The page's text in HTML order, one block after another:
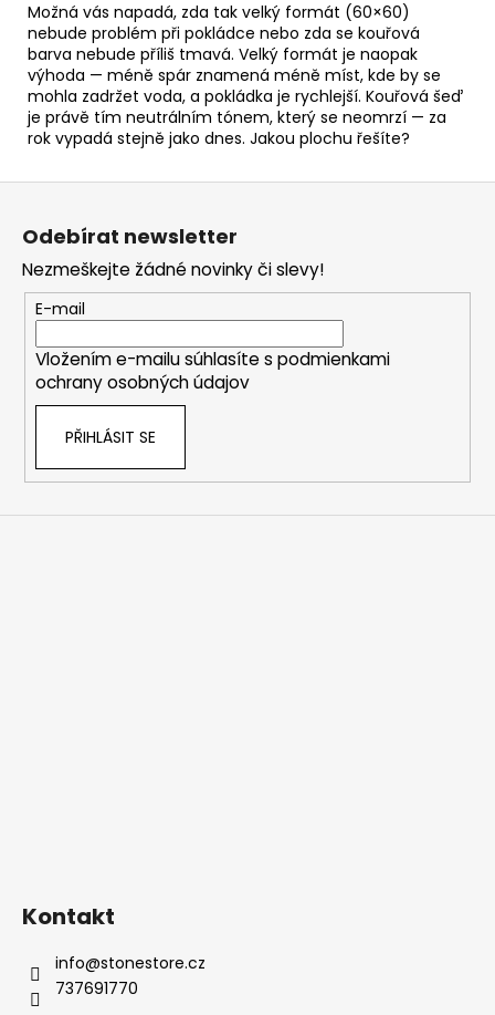
Možná vás napadá, zda tak velký formát (60×60)
nebude problém při pokládce nebo zda se kouřová
barva nebude příliš tmavá. Velký formát je naopak
výhoda — méně spár znamená méně míst, kde by se
mohla zadržet voda, a pokládka je rychlejší. Kouřová šeď
je právě tím neutrálním tónem, který se neomrzí — za
rok vypadá stejně jako dnes. Jakou plochu řešíte?
Odebírat newsletter
Nezmeškejte žádné novinky či slevy!
E-mail
Vložením e-mailu súhlasíte s podmienkami
ochrany osobných údajov
PŘIHLÁSIT SE
Kontakt
info@stonestore.cz
737691770